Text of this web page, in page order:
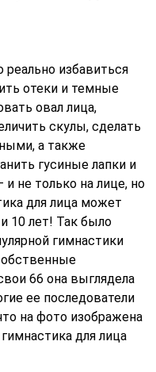
избавиться
отеки и темные
овал лица,
скулы, сделать
а также
гусиные лапки и
не только на лице, но
для лица может
10 лет! Так было
гимнастики
66 она выглядела
ее последователи
на фото изображена
для лица